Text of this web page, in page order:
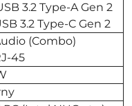
3.2 Type-A Gen 2
3.2 Type-C Gen 2
(Combo)
45